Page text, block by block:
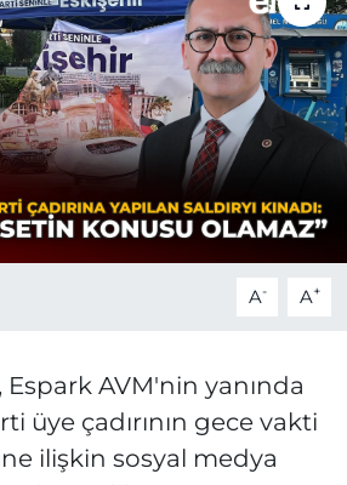
A- A+
AVM'nin yanında
üye çadırının gece vakti
ilişkin sosyal medya